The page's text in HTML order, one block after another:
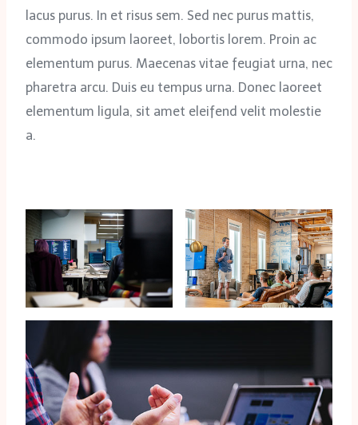
lacus purus. In et risus sem. Sed nec purus mattis,
commodo ipsum laoreet, lobortis lorem. Proin ac
elementum purus. Maecenas vitae feugiat urna, nec
pharetra arcu. Duis eu tempus urna. Donec laoreet
elementum ligula, sit amet eleifend velit molestie
a.